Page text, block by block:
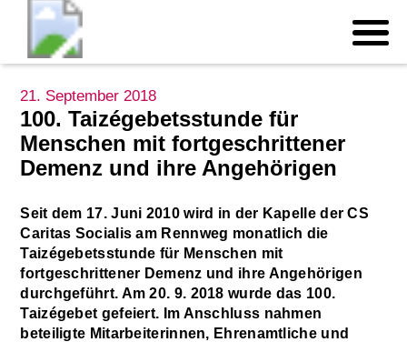
21. September 2018
100. Taizégebetsstunde für
Menschen mit fortgeschrittener
Demenz und ihre Angehörigen
Seit dem 17. Juni 2010 wird in der Kapelle der CS
Caritas Socialis am Rennweg monatlich die
Taizégebetsstunde für Menschen mit
fortgeschrittener Demenz und ihre Angehörigen
durchgeführt. Am 20. 9. 2018 wurde das 100.
Taizégebet gefeiert. Im Anschluss nahmen
beteiligte Mitarbeiterinnen, Ehrenamtliche und